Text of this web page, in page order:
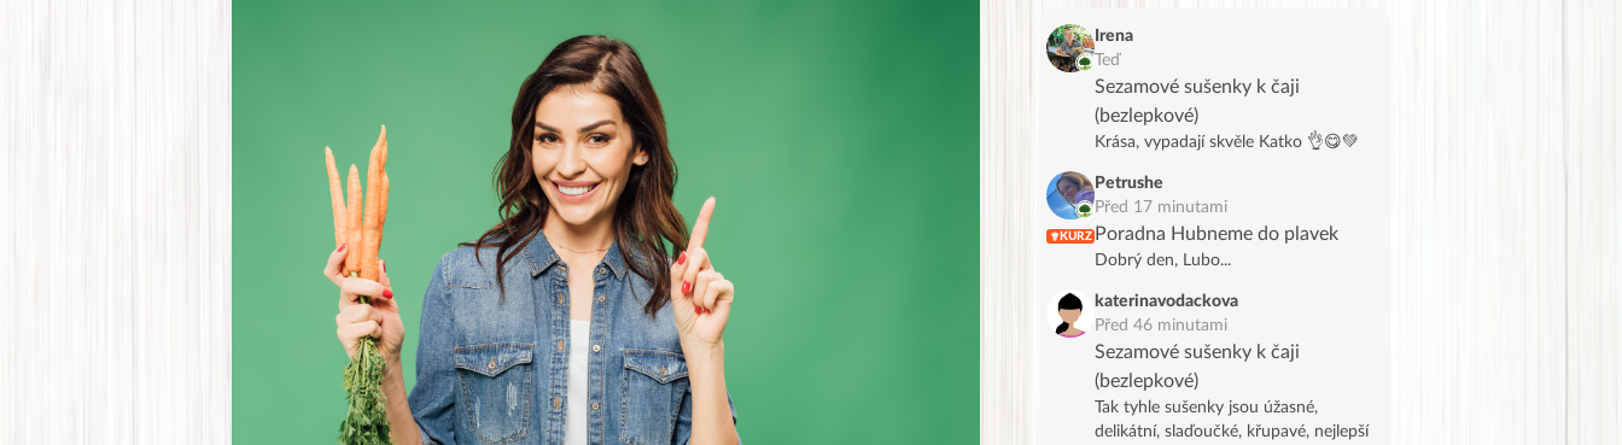
Irena
Teď
Sezamové sušenky k čaji
(bezlepkové)
Krása, vypadají skvěle Katko 👌😋💚
KURZ
Petrushe
Před 17 minutami
Poradna Hubneme do plavek
Dobrý den, Lubo...
katerinavodackova
Před 46 minutami
Sezamové sušenky k čaji
(bezlepkové)
Tak tyhle sušenky jsou úžasné,
delikátní, slaďoučké, křupavé, nejlepší